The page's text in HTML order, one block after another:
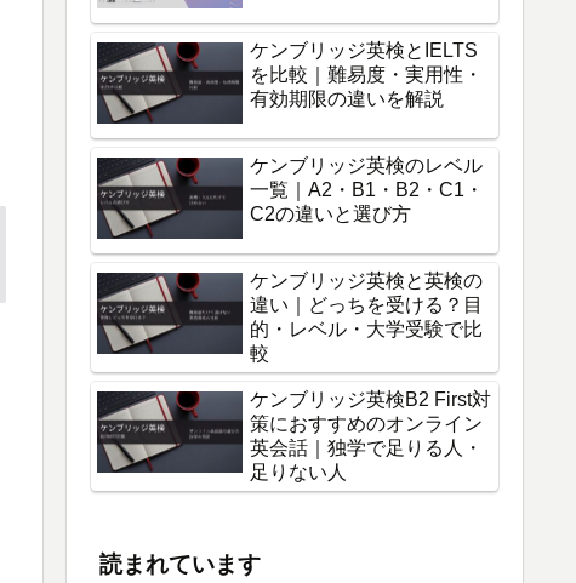
ケンブリッジ英検とIELTS
を比較｜難易度・実用性・
有効期限の違いを解説
ケンブリッジ英検のレベル
一覧｜A2・B1・B2・C1・
C2の違いと選び方
ケンブリッジ英検と英検の
違い｜どっちを受ける？目
的・レベル・大学受験で比
較
ケンブリッジ英検B2 First対
策におすすめのオンライン
英会話｜独学で足りる人・
足りない人
読まれています